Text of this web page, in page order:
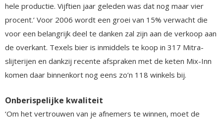
hele productie. Vijftien jaar geleden was dat nog maar vier
procent.’ Voor 2006 wordt een groei van 15% verwacht die
voor een belangrijk deel te danken zal zijn aan de verkoop aan
de overkant. Texels bier is inmiddels te koop in 317 Mitra-
slijterijen en dankzij recente afspraken met de keten Mix-Inn
komen daar binnenkort nog eens zo’n 118 winkels bij.
Onberispelijke kwaliteit
‘Om het vertrouwen van je afnemers te winnen, moet de